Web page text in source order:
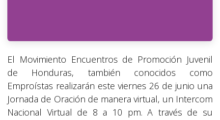
El Movimiento Encuentros de Promoción Juvenil
de Honduras, también conocidos como
Emproístas realizarán este viernes 26 de junio una
Jornada de Oración de manera virtual, un Intercom
Nacional Virtual de 8 a 10 pm. A través de su